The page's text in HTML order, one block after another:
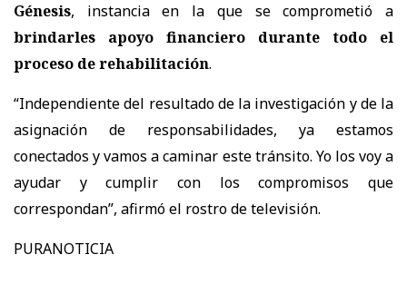
Génesis, instancia en la que se comprometió a
brindarles apoyo financiero durante todo el
proceso de rehabilitación.
“Independiente del resultado de la investigación y de la
asignación de responsabilidades, ya estamos
conectados y vamos a caminar este tránsito. Yo los voy a
ayudar y cumplir con los compromisos que
correspondan”, afirmó el rostro de televisión.
PURANOTICIA